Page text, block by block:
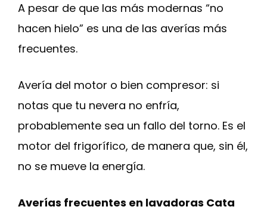
A pesar de que las más modernas “no
hacen hielo” es una de las averías más
frecuentes.
Avería del motor o bien compresor: si
notas que tu nevera no enfría,
probablemente sea un fallo del torno. Es el
motor del frigorífico, de manera que, sin él,
no se mueve la energía.
Averías frecuentes en lavadoras Cata